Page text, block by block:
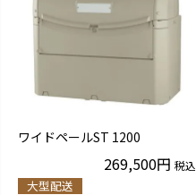
ワイドペールST 1200
269,500 税込
大型配送